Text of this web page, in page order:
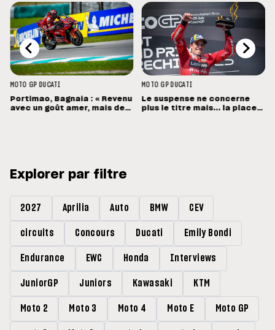
MOTO GP DUCATI
Portimao, Bagnaia : « Revenu
avec un goût amer, mais des
MOTO GP DUCATI
Le suspense ne concerne
plus le titre mais... la place
Explorer par filtre
2027 Aprilia Auto BMW CEV
circuits Concours Ducati Emily Bondi
Endurance EWC Honda Interviews
JuniorGP Juniors Kawasaki KTM
Moto 2 Moto 3 Moto 4 Moto E Moto GP